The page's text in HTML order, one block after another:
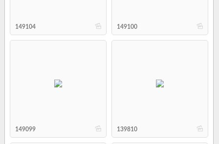
b
149104 b
149100
b
149099 b
139810